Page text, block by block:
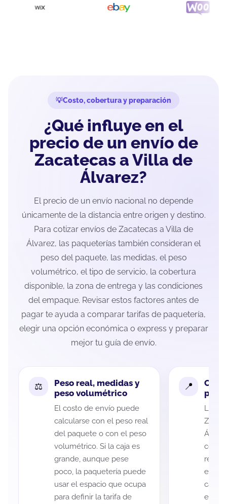
Costo, cobertura y preparación
¿Qué influye en el
precio de un envío de
Zacatecas a Villa de
Álvarez?
El precio de un envío nacional no depende
únicamente de la distancia entre origen y destino.
Para cotizar envíos de Zacatecas a Villa de
Álvarez, las paqueterías también consideran el
peso del paquete, las medidas, el peso
volumétrico, el tipo de servicio, la cobertura
disponible, la zona de entrega y las condiciones
del empaque. Revisar estos factores antes de
pagar te ayuda a comparar tarifas de paquetería,
elegir una opción económica o express y preparar
mejor tu guía de envío.
Peso real, medidas y
peso volumétrico
El costo de envío puede
calcularse con el peso real
del paquete o con el peso
volumétrico. Si la caja es
grande, aunque pese
poco, la paquetería puede
usar el espacio que ocupa
para definir la tarifa de
La
cada
es